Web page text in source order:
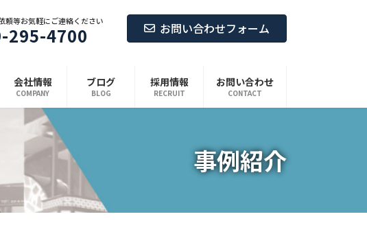
頼等お気軽にご連絡ください
295-4700 お問い合わせフォーム
会社情報
COMPANY
ブログ
BLOG
採用情報
RECRUIT
お問い合わせ
CONTACT
事例紹介